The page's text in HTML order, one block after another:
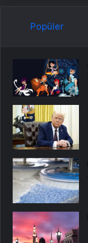
Popüler